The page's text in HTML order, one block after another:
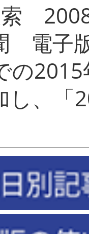
電子
の
し、「